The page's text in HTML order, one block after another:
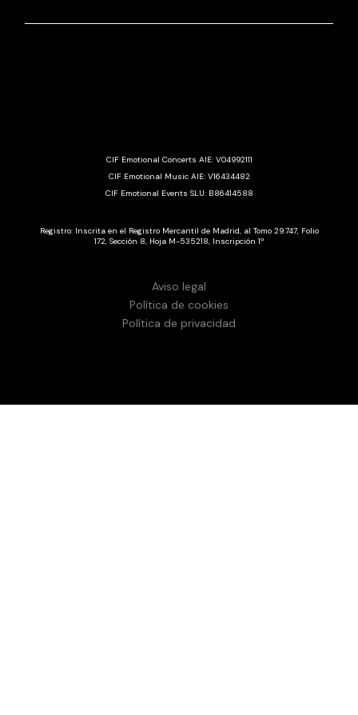
CIF Emotional Concerts AIE: V04992111
CIF Emotional Music AIE: V16434482
CIF Emotional Events SLU: B86414588
Registro: Inscrita en el Registro Mercantil de Madrid, al Tomo 29.747, Folio
172, Sección 8, Hoja M-535218, Inscripción 1ª
Aviso legal
Política de cookies
Política de privacidad